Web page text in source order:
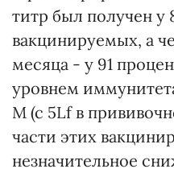
титр был получен у
вакцинируемых, а
месяца - у 91
уровнем
М (с 5Lf в
части этих
незначительное